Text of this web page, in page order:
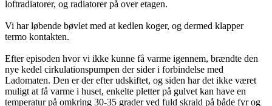
loftradiatorer, og radiatorer på over etagen.
Vi har løbende bøvlet med at kedlen koger, og dermed klapper
termo kontakten.
Efter episoden hvor vi ikke kunne få varme igennem, brændte den
nye kedel cirkulationspumpen der sider i forbindelse med
Ladomaten. Den er der efter udskiftet, og siden har det ikke været
muligt at få varme i huset, enkelte pletter på gulvet kan have en
temperatur på omkring 30-35 grader ved fuld skrald på både fyr og